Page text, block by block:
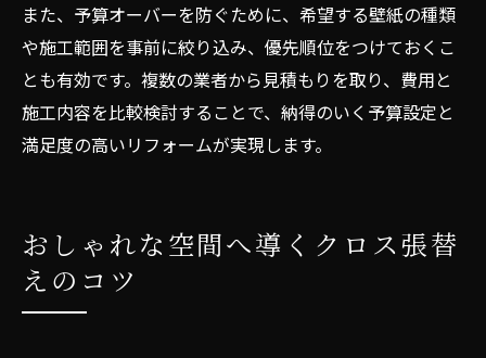
また、予算オーバーを防ぐために、希望する壁紙の種類
や施工範囲を事前に絞り込み、優先順位をつけておくこ
とも有効です。複数の業者から見積もりを取り、費用と
施工内容を比較検討することで、納得のいく予算設定と
満足度の高いリフォームが実現します。
おしゃれな空間へ導くクロス張替
えのコツ